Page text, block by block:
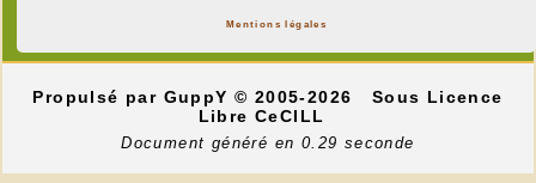
Mentions légales
Propulsé par GuppY© 2005-2026
Sous Licence
Libre CeCILL
Document généré en 0.29 seconde